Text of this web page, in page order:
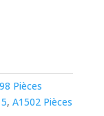
Pièces
, A1502 Pièces